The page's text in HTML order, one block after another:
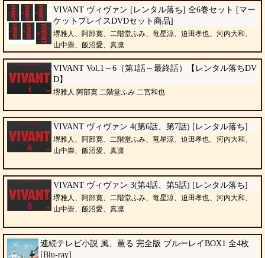
VIVANT ヴィヴァン [レンタル落ち] 全6巻セット [マー
ケットプレイスDVDセット商品]
堺雅人、阿部寛、二階堂ふみ、竜星涼、迫田孝也、河内大和、
山中崇、飯沼愛、真凛
VIVANT Vol.1～6（第1話～最終話）【レンタル落ちDV
D】
堺雅人 阿部寛 二階堂ふみ 二宮和也
VIVANT ヴィヴァン 4(第6話、第7話) [レンタル落ち]
堺雅人、阿部寛、二階堂ふみ、竜星涼、迫田孝也、河内大和、
山中崇、飯沼愛、真凛
VIVANT ヴィヴァン 3(第4話、第5話) [レンタル落ち]
堺雅人、阿部寛、二階堂ふみ、竜星涼、迫田孝也、河内大和、
山中崇、飯沼愛、真凛
連続テレビ小説 風、薫る 完全版 ブルーレイBOX1 全4枚
[Blu-ray]